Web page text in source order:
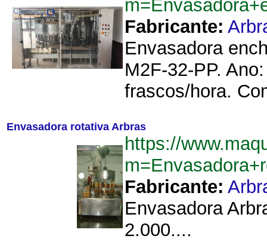
Fabricante:
Envasadora
M2F-32-PP.
frascos/hora.
Envasadora rotativa Arbras
https://
Fabricante:
Envasadora
2.000....